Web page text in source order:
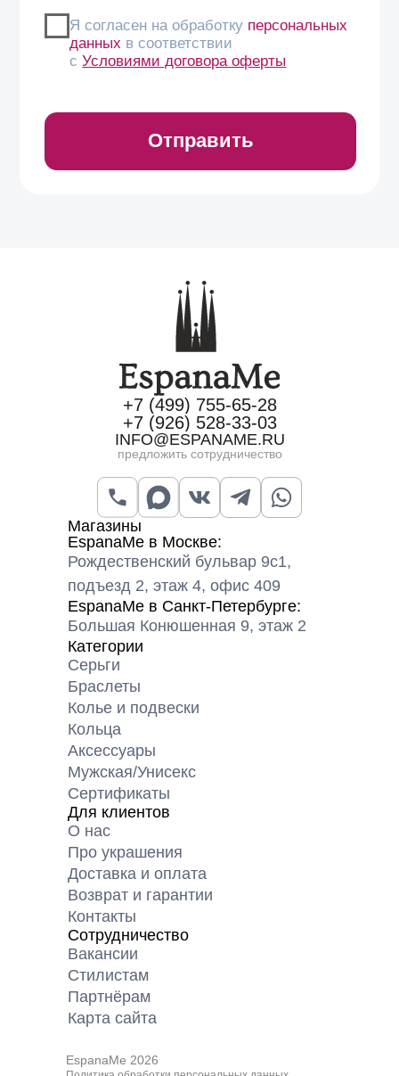
Магазины
EspanaMe в Москве:
Рождественский бульвар 9с1,
подъезд 2, этаж 4, офис 409
EspanaMe в Санкт-Петербурге:
Большая Конюшенная 9, этаж 2
Категории
Серьги
Браслеты
Колье и подвески
Кольца
Аксессуары
Мужская/Унисекс
Сертификаты
Для клиентов
О нас
Про украшения
Доставка и оплата
Возврат и гарантии
Контакты
Сотрудничество
Вакансии
Cтилистам
Партнёрам
Карта cайта
+7 (499) 755-65-28
+7 (926) 528-33-03
INFO@ESPANAME.RU
предложить сотрудничество
EspanaMe 2026